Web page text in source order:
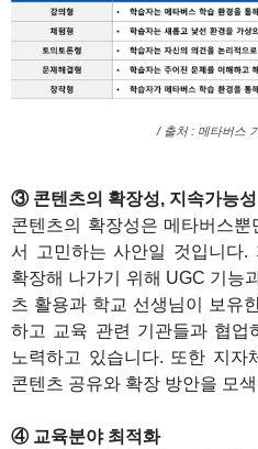
/ 출처 : 메타버스
③ 콘텐츠의 확장성, 지속가능성
콘텐츠의 확장성은 메타버스
서 고민하는 사안일 것입니다.
확장해 나가기 위해 UGC 기능
츠 활용과 학교 선생님이 보유
하고 교육 관련 기관들과 협업
노력하고 있습니다. 또한 지자
콘텐츠 공유와 확장 방안을 모
④ 교육분야 최적화